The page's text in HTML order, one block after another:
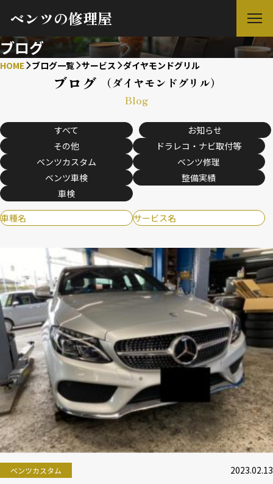
ベンツの修理屋
ブログ
HOME ブログ一覧 サービス ダイヤモンドグリル
ブログ （ダイヤモンドグリル）
Blog
すべて
お知らせ
その他
ドラレコ・ナビ取付等
ベンツカスタム
ベンツ修理
ベンツ車検
整備実績
車検
ベンツカスタム 2023.02.13